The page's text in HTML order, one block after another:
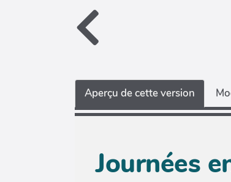
Aperçu de cette version
Journées